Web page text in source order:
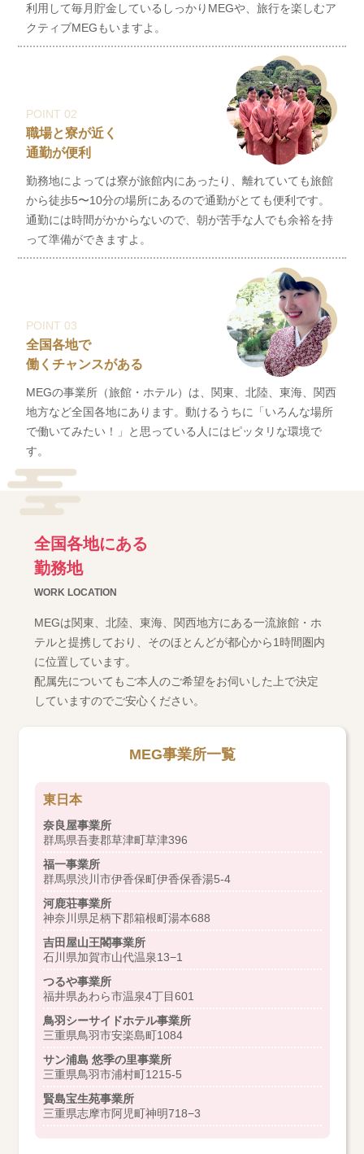
利用して毎月貯金しているしっかりMEGや、旅行を楽しむア
クティブMEGもいますよ。
POINT 02
職場と寮が近く
通勤が便利
勤務地によっては寮が旅館内にあったり、離れていても旅館
から徒歩5〜10分の場所にあるので通勤がとても便利です。
通勤には時間がかからないので、朝が苦手な人でも余裕を持
って準備ができますよ。
POINT 03
全国各地で
働くチャンスがある
MEGの事業所（旅館・ホテル）は、関東、北陸、東海、関西
地方など全国各地にあります。動けるうちに「いろんな場所
で働いてみたい！」と思っている人にはピッタリな環境で
す。
全国各地にある
勤務地
WORK LOCATION
MEGは関東、北陸、東海、関西地方にある一流旅館・ホ
テルと提携しており、そのほとんどが都心から1時間圏内
に位置しています。
配属先についてもご本人のご希望をお伺いした上で決定
していますのでご安心ください。
MEG事業所一覧
東日本
奈良屋事業所
群馬県吾妻郡草津町草津396
福一事業所
群馬県渋川市伊香保町伊香保香湯5-4
河鹿荘事業所
神奈川県足柄下郡箱根町湯本688
吉田屋山王閣事業所
石川県加賀市山代温泉13−1
つるや事業所
福井県あわら市温泉4丁目601
鳥羽シーサイドホテル事業所
三重県鳥羽市安楽島町1084
サン浦島 悠季の里事業所
三重県鳥羽市浦村町1215-5
賢島宝生苑事業所
三重県志摩市阿児町神明718−3